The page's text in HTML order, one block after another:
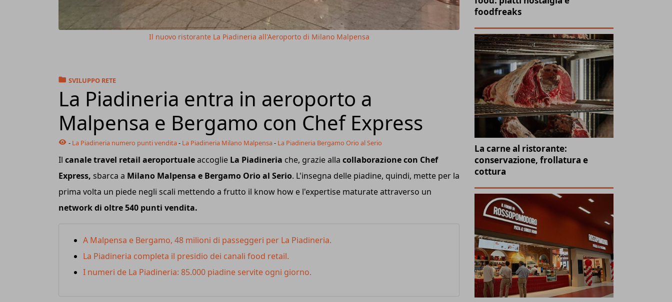
Il nuovo ristorante La Piadineria all'Aeroporto di Milano Malpensa
SVILUPPO RETE
La Piadineria entra in aeroporto a
Malpensa e Bergamo con Chef Express
- La Piadineria numero punti vendita - La Piadineria Milano Malpensa - La Piadineria Bergamo Orio al Serio
Il canale travel retail aeroportualeaccoglie La Piadineria che, grazie alla collaborazione con Chef
Express, sbarca a Milano Malpensa e Bergamo Orio al Serio. L'insegna delle piadine, quindi, mette per la
prima volta un piede negli scali mettendo a frutto il know how e l'expertise maturate attraverso un
network di oltre 540 punti vendita.
A Malpensa e Bergamo, 48 milioni di passeggeri per La Piadineria.
La Piadineria completa il presidio dei canali food retail.
I numeri de La Piadineria: 85.000 piadine servite ogni giorno.
foodfreaks
La carne al ristorante:
conservazione, frollatura e
cottura